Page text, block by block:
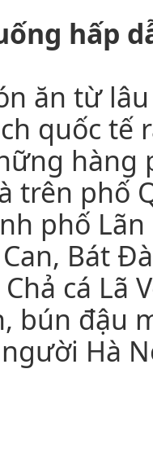
hấp
ăn từ
quốc tế
hàng
trên phố
phố
Bát
cá Lã
bún đậu
Hà